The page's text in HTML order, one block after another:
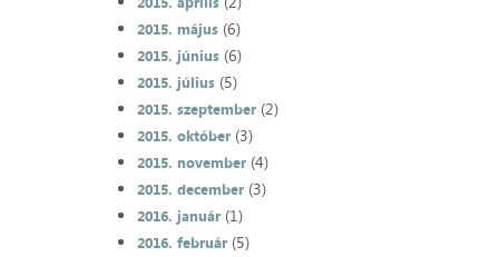
2015. május(6)
2015. június(6)
2015. július(5)
2015. szeptember(2)
2015. október(3)
2015. november(4)
2015. december(3)
2016. január(1)
2016. február(5)